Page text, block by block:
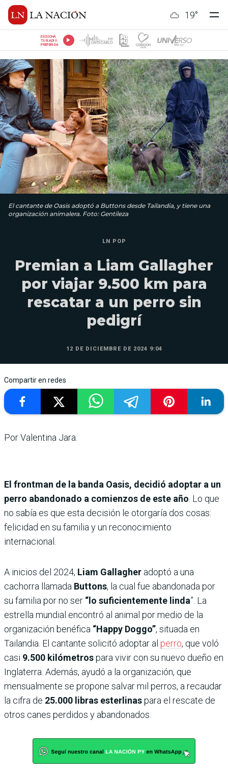
19°
ESCUCHÁ
TU RADIO
PREFERIDA
El cantante de Oasis adoptó a Buttons desde Tailandia, y tiene una
organización animalera. Foto: Gentileza
LN POP
Premian a Liam Gallagher
por viajar 9.500 km para
rescatar a un perro sin
pedigrí
12 DE DICIEMBRE DE 2024 9:04
Compartir en redes
Por Valentina Jara.
El frontman de la banda Oasis, decidió adoptar a un
perro abandonado a comienzos de este año . Lo que
no sabía es que esta decisión le otorgaría dos cosas:
felicidad en su familia y un reconocimiento
internacional.
A inicios del 2024, Liam Gallagher adoptó a una
cachorra llamada Buttons, la cual fue abandonada por
su familia por no ser “lo suficientemente linda”. La
estrella mundial encontró al animal por medio de la
organización benéfica “Happy Doggo”, situada en
Tailandia. El cantante solicitó adoptar al perro, que voló
casi 9.500 kilómetrospara vivir con su nuevo dueño en
Inglaterra. Además, ayudó a la organización, que
mensualmente se propone salvar mil perros, a recaudar
la cifra de 25.000 libras esterlinaspara el rescate de
otros canes perdidos y abandonados.